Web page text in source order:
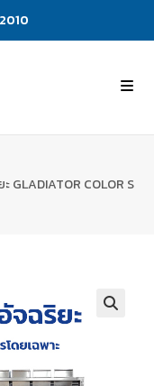
COLOR